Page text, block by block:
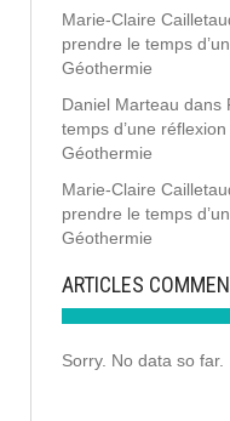
Marie-Claire
prendre le temps
Géothermie
Daniel Marteau dans
temps d’une
Géothermie
Marie-Claire
prendre le temps
Géothermie
ARTICLES
Sorry. No data so far.